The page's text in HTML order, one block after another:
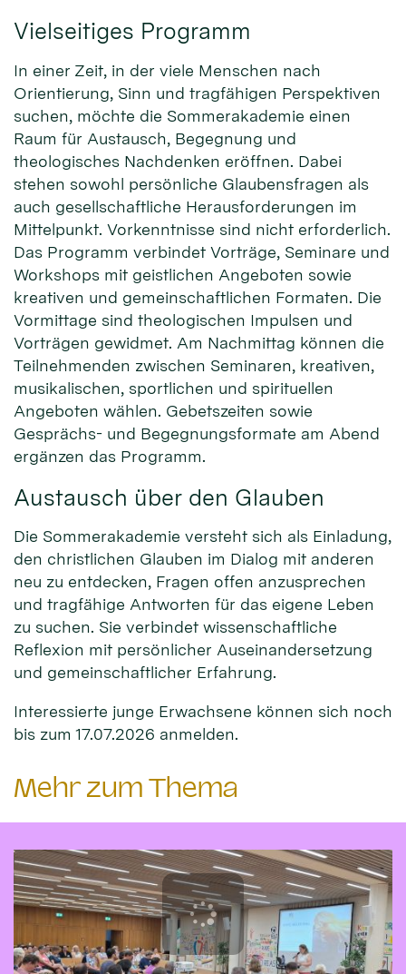
Vielseitiges Programm
In einer Zeit, in der viele Menschen nach
Orientierung, Sinn und tragfähigen Perspektiven
suchen, möchte die Sommerakademie einen
Raum für Austausch, Begegnung und
theologisches Nachdenken eröffnen. Dabei
stehen sowohl persönliche Glaubensfragen als
auch gesellschaftliche Herausforderungen im
Mittelpunkt. Vorkenntnisse sind nicht erforderlich.
Das Programm verbindet Vorträge, Seminare und
Workshops mit geistlichen Angeboten sowie
kreativen und gemeinschaftlichen Formaten. Die
Vormittage sind theologischen Impulsen und
Vorträgen gewidmet. Am Nachmittag können die
Teilnehmenden zwischen Seminaren, kreativen,
musikalischen, sportlichen und spirituellen
Angeboten wählen. Gebetszeiten sowie
Gesprächs- und Begegnungsformate am Abend
ergänzen das Programm.
Austausch über den Glauben
Die Sommerakademie versteht sich als Einladung,
den christlichen Glauben im Dialog mit anderen
neu zu entdecken, Fragen offen anzusprechen
und tragfähige Antworten für das eigene Leben
zu suchen. Sie verbindet wissenschaftliche
Reflexion mit persönlicher Auseinandersetzung
und gemeinschaftlicher Erfahrung.
Interessierte junge Erwachsene können sich noch
bis zum 17.07.2026 anmelden.
Mehr zum Thema